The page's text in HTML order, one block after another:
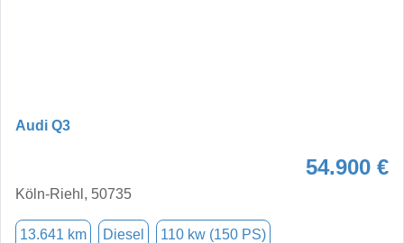
Audi Q3
54.900 €
Köln-Riehl, 50735
13.641 km Diesel 110 kw (150 PS)